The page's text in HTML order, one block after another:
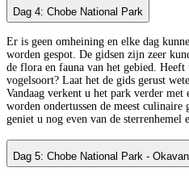
Dag 4: Chobe National Park
Er is geen omheining en elke dag
worden gespot. De gidsen zijn zeer
de flora en fauna van het gebied.
vogelsoort? Laat het de gids gerust
Vandaag verkent u het park verder
worden ondertussen de meest
geniet u nog even van de sterrenhemel
Dag 5: Chobe National Park -